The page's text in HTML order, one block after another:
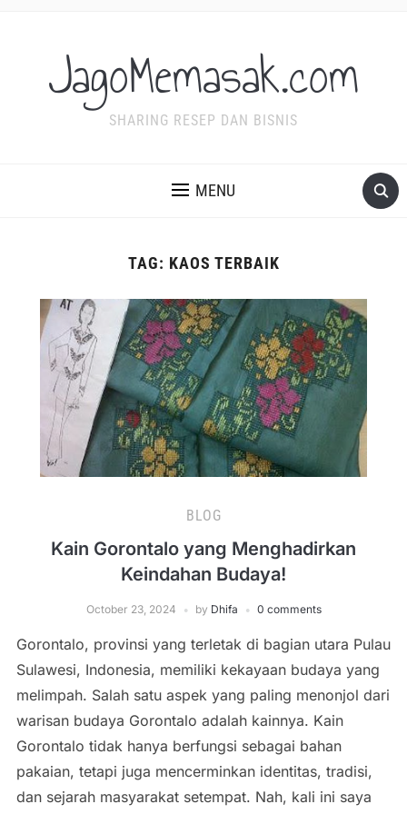
JagoMemasak.com
SHARING RESEP DAN BISNIS
MENU
TAG: KAOS TERBAIK
BLOG
Kain Gorontalo yang Menghadirkan
Keindahan Budaya!
October 23, 2024 by Dhifa 0 comments
Gorontalo, provinsi yang terletak di bagian utara Pulau
Sulawesi, Indonesia, memiliki kekayaan budaya yang
melimpah. Salah satu aspek yang paling menonjol dari
warisan budaya Gorontalo adalah kainnya. Kain
Gorontalo tidak hanya berfungsi sebagai bahan
pakaian, tetapi juga mencerminkan identitas, tradisi,
dan sejarah masyarakat setempat. Nah, kali ini saya